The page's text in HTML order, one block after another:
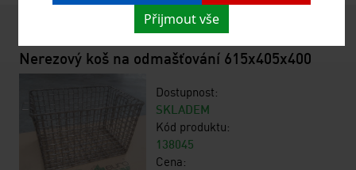
Přijmout vše
Podobné produkty
Nerezový koš na odmašťování 615x405x400
Dostupnost:
SKLADEM
Kód produktu:
138045
Cena: